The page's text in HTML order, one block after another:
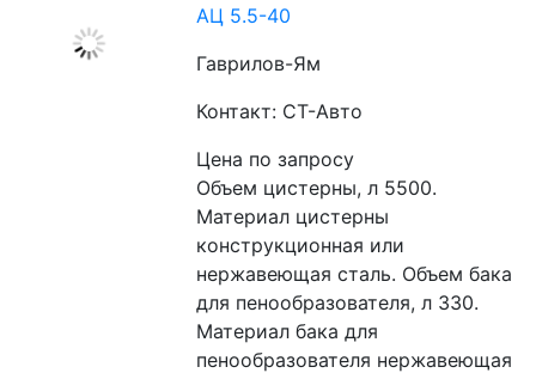
АЦ 5.5-40
Гаврилов-Ям
Контакт: СТ-Авто
Цена по запросу
Объем цистерны, л 5500.
Материал цистерны
конструкционная или
нержавеющая сталь. Объем бака
для пенообразователя, л 330.
Материал бака для
пенообразователя нержавеющая